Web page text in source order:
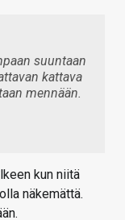
suuntaan
kattava
mennään.
kun niitä
näkemättä.